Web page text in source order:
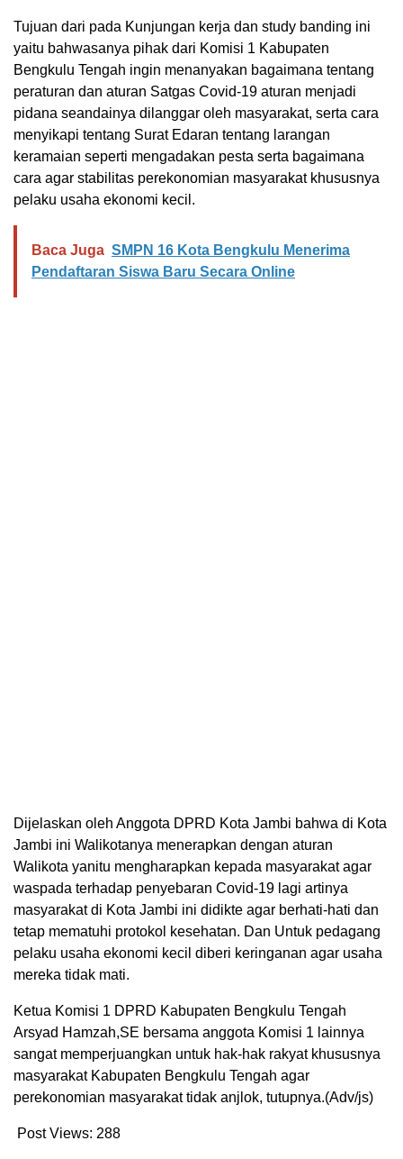
Tujuan dari pada Kunjungan kerja dan study banding ini
yaitu bahwasanya pihak dari Komisi 1 Kabupaten
Bengkulu Tengah ingin menanyakan bagaimana tentang
peraturan dan aturan Satgas Covid-19 aturan menjadi
pidana seandainya dilanggar oleh masyarakat, serta cara
menyikapi tentang Surat Edaran tentang larangan
keramaian seperti mengadakan pesta serta bagaimana
cara agar stabilitas perekonomian masyarakat khususnya
pelaku usaha ekonomi kecil.
Baca Juga SMPN 16 Kota Bengkulu Menerima
Pendaftaran Siswa Baru Secara Online
Dijelaskan oleh Anggota DPRD Kota Jambi bahwa di Kota
Jambi ini Walikotanya menerapkan dengan aturan
Walikota yanitu mengharapkan kepada masyarakat agar
waspada terhadap penyebaran Covid-19 lagi artinya
masyarakat di Kota Jambi ini didikte agar berhati-hati dan
tetap mematuhi protokol kesehatan. Dan Untuk pedagang
pelaku usaha ekonomi kecil diberi keringanan agar usaha
mereka tidak mati.
Ketua Komisi 1 DPRD Kabupaten Bengkulu Tengah
Arsyad Hamzah,SE bersama anggota Komisi 1 lainnya
sangat memperjuangkan untuk hak-hak rakyat khususnya
masyarakat Kabupaten Bengkulu Tengah agar
perekonomian masyarakat tidak anjlok, tutupnya.(Adv/js)
Post Views: 288